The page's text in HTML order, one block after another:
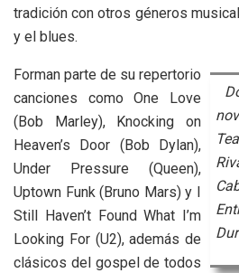
tradición con otros géneros
y el blues.
Forman parte de su repertorio
canciones como One Love
(Bob Marley), Knocking on
Heaven’s Door (Bob Dylan),
Under Pressure (Queen),
Uptown Funk (Bruno Mars) y I
Still Haven’t Found What I’m
Looking For (U2), además de
clásicos del gospel de todos